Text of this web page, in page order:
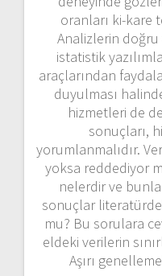
oranları ki-kare
Analizlerin doğru
istatistik
araçlarından
duyulması
hizmetleri de
sonuçları,
yorumlanmalıdır.
yoksa reddediyor
nelerdir ve
sonuçlar
mu? Bu sorulara
eldeki verilerin
Aşırı